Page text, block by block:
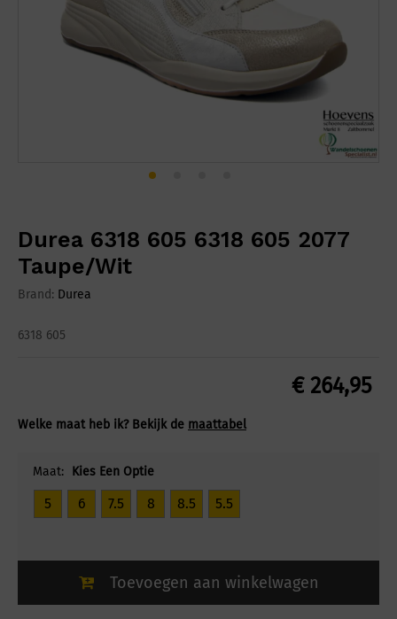
Durea 6318 605 6318 605 2077
Taupe/Wit
Brand: Durea
6318 605
€264,95
Welke maat heb ik? Bekijk de maattabel
Maat: Kies Een Optie
5 6 7.5 8 8.5 5.5
Toevoegen aan winkelwagen